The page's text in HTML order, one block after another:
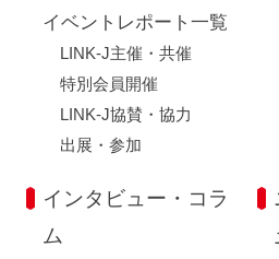
イベントレポート一覧
LINK-J主催・共催
特別会員開催
LINK-J協賛・協力
出展・参加
インタビュー・コラ
ム